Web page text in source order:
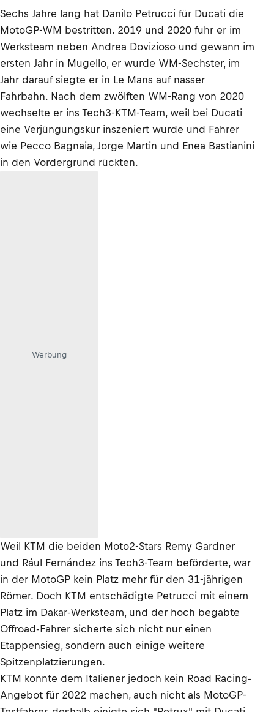
Sechs Jahre lang hat Danilo Petrucci für Ducati die
MotoGP-WM bestritten. 2019 und 2020 fuhr er im
Werksteam neben Andrea Dovizioso und gewann im
ersten Jahr in Mugello, er wurde WM-Sechster, im
Jahr darauf siegte er in Le Mans auf nasser
Fahrbahn. Nach dem zwölften WM-Rang von 2020
wechselte er ins Tech3-KTM-Team, weil bei Ducati
eine Verjüngungskur inszeniert wurde und Fahrer
wie Pecco Bagnaia, Jorge Martin und Enea Bastianini
in den Vordergrund rückten.
Werbung
Weil KTM die beiden Moto2-Stars Remy Gardner
und Rául Fernández ins Tech3-Team beförderte, war
in der MotoGP kein Platz mehr für den 31-jährigen
Römer. Doch KTM entschädigte Petrucci mit einem
Platz im Dakar-Werksteam, und der hoch begabte
Offroad-Fahrer sicherte sich nicht nur einen
Etappensieg, sondern auch einige weitere
Spitzenplatzierungen.
KTM konnte dem Italiener jedoch kein Road Racing-
Angebot für 2022 machen, auch nicht als MotoGP-